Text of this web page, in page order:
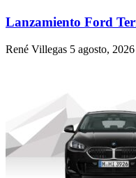
Lanzamiento Ford
René Villegas 5 agosto, 2026